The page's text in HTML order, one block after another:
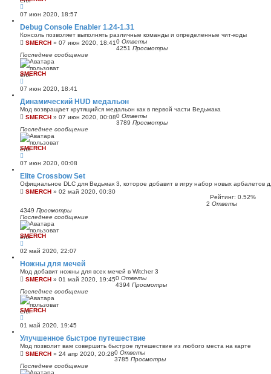
07 июн 2020, 18:57
Debug Console Enabler 1.24-1.31
Консоль позволяет выполнять различные команды и определенные чит-коды
SMERCH » 07 июн 2020, 18:410 Ответы
4251 Просмотры
Последнее сообщение
SMERCH
07 июн 2020, 18:41
Динамический HUD медальон
Мод возвращает крутящийся медальон как в первой части Ведьмака
SMERCH » 07 июн 2020, 00:080 Ответы
3789 Просмотры
Последнее сообщение
SMERCH
07 июн 2020, 00:08
Elite Crossbow Set
Официальное DLC для Ведьмак 3, которое добавит в игру набор новых арбалетов
SMERCH » 02 май 2020, 00:30
Рейтинг: 0.52%
2 Ответы
4349 Просмотры
Последнее сообщение
SMERCH
02 май 2020, 22:07
Ножны для мечей
Мод добавит ножны для всех мечей в Witcher 3
SMERCH » 01 май 2020, 19:450 Ответы
4394 Просмотры
Последнее сообщение
SMERCH
01 май 2020, 19:45
Улучшенное быстрое путешествие
Мод позволит вам совершить быстрое путешествие из любого места на карте
SMERCH » 24 апр 2020, 20:280 Ответы
3785 Просмотры
Последнее сообщение